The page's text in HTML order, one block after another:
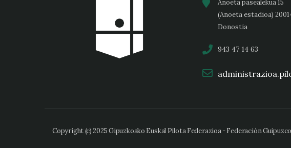
Anoeta pasealekua 15
(Anoeta estadioa)
Donostia
943 47 14 63
Copyright (c) 2025 Gipuzkoako Euskal Pilota Federazioa - Federación